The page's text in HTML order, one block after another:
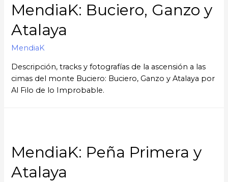
MendiaK: Buciero, Ganzo y
Atalaya
MendiaK
Descripción, tracks y fotografías de la ascensión a las
cimas del monte Buciero: Buciero, Ganzo y Atalaya por
Al Filo de lo Improbable.
MendiaK: Peña Primera y
Atalaya